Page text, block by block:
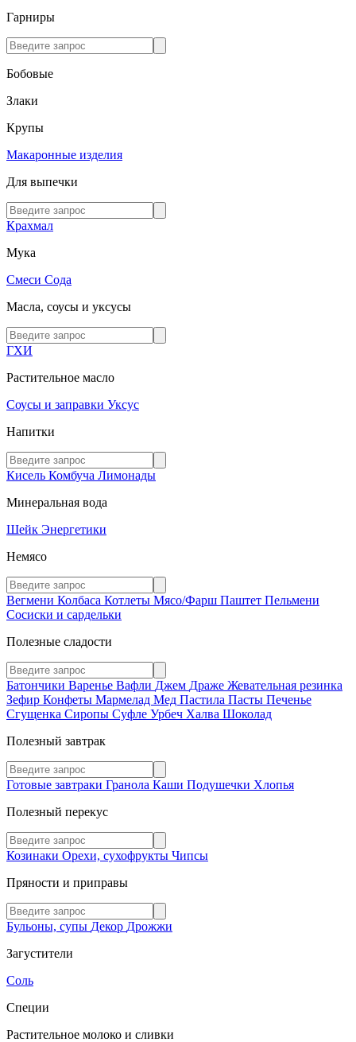
Гарниры
Бобовые
Злаки
Крупы
Макаронные изделия
Для выпечки
Крахмал
Мука
Смеси Сода
Масла, соусы и уксусы
ГХИ
Растительное масло
Соусы и заправки Уксус
Напитки
Кисель Комбуча Лимонады
Минеральная вода
Шейк Энергетики
Немясо
Вегмени Колбаса Котлеты Мясо/Фарш Паштет Пельмени
Сосиски и сардельки
Полезные сладости
Батончики Варенье Вафли Джем Драже Жевательная резинка
Зефир Конфеты Мармелад Мед Пастила Пасты Печенье
Сгущенка Сиропы Суфле Урбеч Халва Шоколад
Полезный завтрак
Готовые завтраки Гранола Каши Подушечки Хлопья
Полезный перекус
Козинаки Орехи, сухофрукты Чипсы
Пряности и приправы
Бульоны, супы Декор Дрожжи
Загустители
Соль
Специи
Растительное молоко и сливки